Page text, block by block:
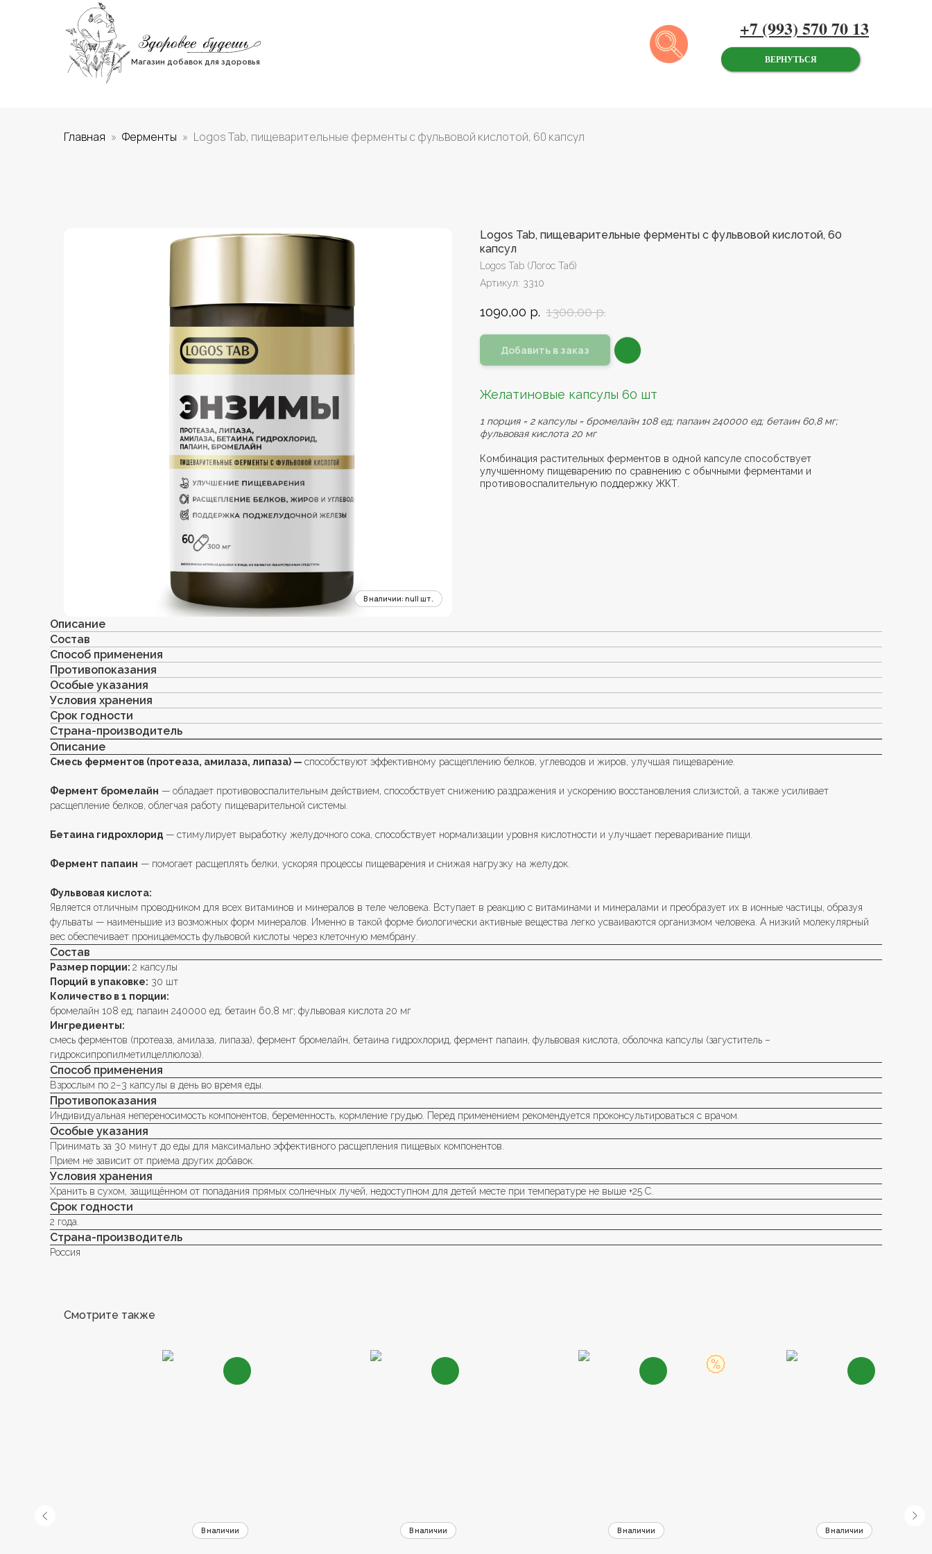
Магазин добавок для здоровья
+7 (993) 570 70 13
ВЕРНУТЬСЯ
Главная Ферменты Logos Tab, пищеварительные ферменты с фульвовой кислотой, 60 капсул
Logos Tab, пищеварительные ферменты с фульвовой кислотой, 60
капсул
Logos Tab (Логос Таб)
Артикул: 3310
1090,00 р. 1300,00 р.
Добавить в заказ
Желатиновые капсулы 60 шт
1 порция = 2 капсулы = бромелайн 108 ед; папаин 240000 ед; бетаин 60,8 мг;
фульвовая кислота 20 мг
Комбинация растительных ферментов в одной капсуле способствует
улучшенному пищеварению по сравнению с обычными ферментами и
противовоспалительную поддержку ЖКТ.
Описание
Состав
Способ применения
Противопоказания
Особые указания
Условия хранения
Срок годности
Страна-производитель
Описание
Смесь ферментов (протеаза, амилаза, липаза) — способствуют эффективному расщеплению белков, углеводов и жиров, улучшая пищеварение.
Фермент бромелайн — обладает противовоспалительным действием, способствует снижению раздражения и ускорению восстановления слизистой, а также усиливает
расщепление белков, облегчая работу пищеварительной системы.
Бетаина гидрохлорид — стимулирует выработку желудочного сока, способствует нормализации уровня кислотности и улучшает переваривание пищи.
Фермент папаин — помогает расщеплять белки, ускоряя процессы пищеварения и снижая нагрузку на желудок.
Фульвовая кислота:
Является отличным проводником для всех витаминов и минералов в теле человека. Вступает в реакцию с витаминами и минералами и преобразует их в ионные частицы, образуя
фульваты — наименьшие из возможных форм минералов. Именно в такой форме биологически активные вещества легко усваиваются организмом человека. А низкий молекулярный
вес обеспечивает проницаемость фульвовой кислоты через клеточную мембрану.
Состав
Размер порции: 2 капсулы
Порций в упаковке: 30 шт
Количество в 1 порции:
бромелайн 108 ед; папаин 240000 ед; бетаин 60,8 мг; фульвовая кислота 20 мг
Ингредиенты:
смесь ферментов (протеаза, амилаза, липаза), фермент бромелайн, бетаина гидрохлорид, фермент папаин, фульвовая кислота, оболочка капсулы (загуститель –
гидроксипропилметилцеллюлоза).
Способ применения
Взрослым по 2−3 капсулы в день во время еды.
Противопоказания
Индивидуальная непереносимость компонентов, беременность, кормление грудью. Перед применением рекомендуется проконсультироваться с врачом.
Особые указания
Принимать за 30 минут до еды для максимально эффективного расщепления пищевых компонентов.
Прием не зависит от приема других добавок.
Условия хранения
Хранить в сухом, защищённом от попадания прямых солнечных лучей, недоступном для детей месте при температуре не выше +25 С.
Срок годности
2 года.
Страна-производитель
Россия
Смотрите также